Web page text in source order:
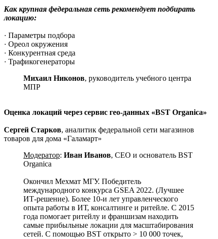
Как крупная федеральная сеть рекомендует подбирать
локацию:
· Параметры подбора
· Ореол окружения
· Конкурентная среда
· Трафикогенераторы
Михаил Никонов, руководитель учебного центра
МПР
Оценка локаций через сервис гео-данных «BST Organica»
Сергей Старков, аналитик федеральной сети магазинов
товаров для дома «Галамарт»
Модератор: Иван Иванов, CEO и основатель BST
Organica
Окончил Мехмат МГУ. Победитель
международного конкурса GSEA 2022. (Лучшее
ИТ-решение). Более 10-и лет управленческого
опыта работы в ИТ, консалтинге и ритейле. С 2015
года помогает ритейлу и франшизам находить
самые прибыльные локации для масштабирования
сетей. С помощью BST открыто > 10 000 точек,